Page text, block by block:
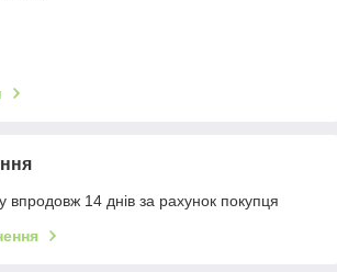
впродовж 14 днів за рахунок покупця